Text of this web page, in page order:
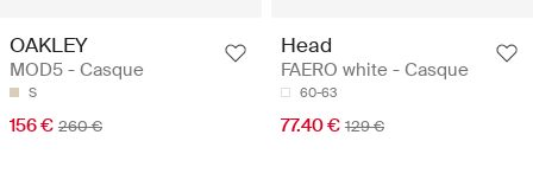
OAKLEY
MOD5 - Casque
S
156 € 260 €
Head
FAERO white - Casque
60-63
77.40 € 129 €